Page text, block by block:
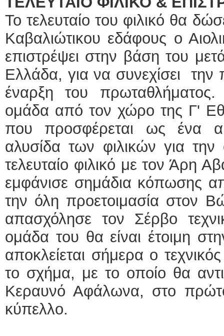
Το τελευταίο του φιλικό θα
Καβαλιώτικου εδάφους ο
επιστρέψει στην βάση του
Ελλάδα, για να συνεχίσει την
έναρξη του
ομάδα από τον χώρο της Γ'
που προσφέρεται ως ένα
αλυσίδα των φιλικών για
τελευταίο φιλικό με τον Άρη
εμφάνισε σημάδια κόπωσης
την όλη προετοιμασία στον
απασχόλησε τον Σέρβο
ομάδα του θα είναι έτοιμη
αποκλείεται σήμερα ο
το σχήμα, με το οποίο θα
Κεραυνό Αφάλωνα, στο
κύπελλο.